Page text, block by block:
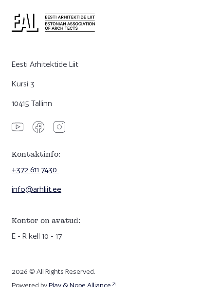
Eesti Arhitektide Liit
Kursi 3
10415 Tallinn
Kontaktinfo:
+372 611 7430
info@arhliit.ee
Kontor on avatud:
E - R kell 10 - 17
2026 © All Rights Reserved.
Powered byPlay & Nope Alliance